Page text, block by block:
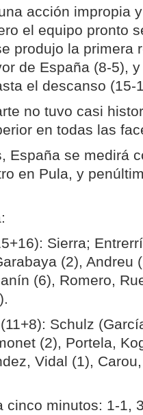
acción impropia
el equipo pronto
produjo la primera
de España (8-5),
el descanso (15-
no tuvo casi
en todas las
España se medirá
en Pula, y
Sierra;
(2), Andreu
(6), Romero,
Schulz
(2), Portela,
Vidal (1),
cinco minutos: 1-1,